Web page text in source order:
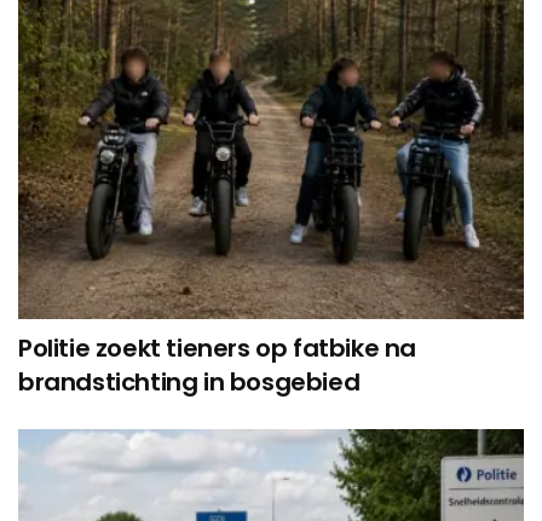
Politie zoekt tieners op fatbike na
brandstichting in bosgebied